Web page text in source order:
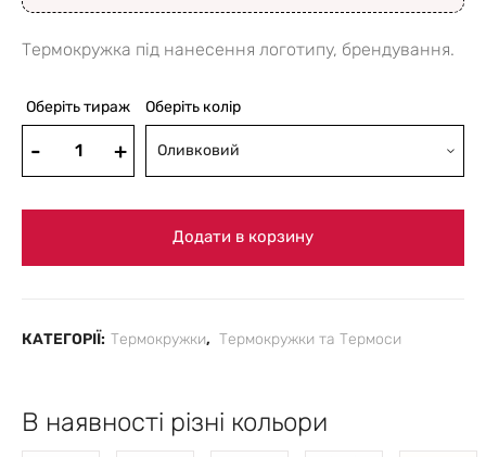
Термокружка під нанесення логотипу, брендування.
Оберіть тираж Оберіть колір
Оливковий
Додати в корзину
КАТЕГОРІЇ: Термокружки, Термокружки та Термоси
В наявності різні кольори